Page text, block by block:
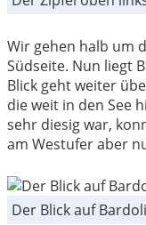
Wir gehen halb um
Südseite. Nun liegt
Blick geht weiter
die weit in den See
sehr diesig war,
am Westufer aber
Der Blick auf